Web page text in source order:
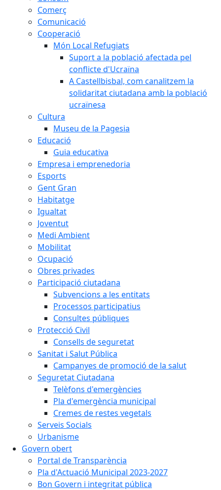
Comerç
Comunicació
Cooperació
Món Local Refugiats
Suport a la població afectada pel
conflicte d'Ucraïna
A Castellbisbal, com canalitzem la
solidaritat ciutadana amb la població
ucraïnesa
Cultura
Museu de la Pagesia
Educació
Guia educativa
Empresa i emprenedoria
Esports
Gent Gran
Habitatge
Igualtat
Joventut
Medi Ambient
Mobilitat
Ocupació
Obres privades
Participació ciutadana
Subvencions a les entitats
Processos participatius
Consultes públiques
Protecció Civil
Consells de seguretat
Sanitat i Salut Pública
Campanyes de promoció de la salut
Seguretat Ciutadana
Telèfons d'emergències
Pla d'emergència municipal
Cremes de restes vegetals
Serveis Socials
Urbanisme
Govern obert
Portal de Transparència
Pla d'Actuació Municipal 2023-2027
Bon Govern i integritat pública